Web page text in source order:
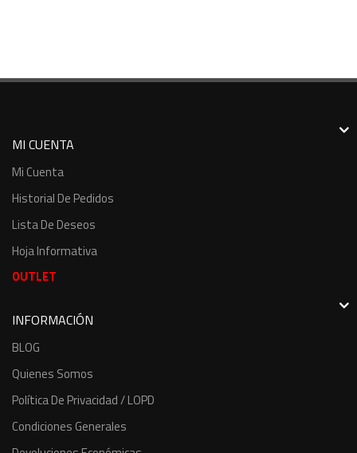
MI CUENTA
Mi Cuenta
Historial De Pedidos
Lista De Deseos
Hoja Informativa
OUTLET
INFORMACIÓN
BLOG
Quienes Somos
Política De Privacidad / LOPD
Condiciones Generales